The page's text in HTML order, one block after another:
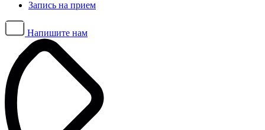
Запись на прием
Напишите нам